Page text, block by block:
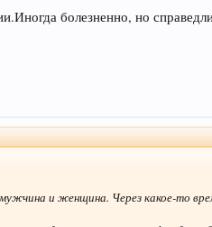
болезненно, но
и женщина. Через какое-то